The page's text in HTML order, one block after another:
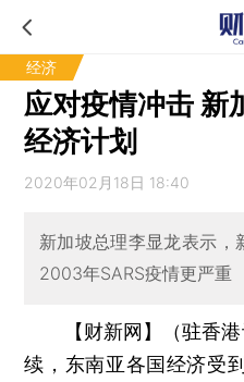
经济
应对疫情冲击
经济计划
2020年02月18日 18:40
新加坡总理李显龙表示，
2003年SARS疫情更严重
【财新网】（驻香
续，东南亚各国经济受